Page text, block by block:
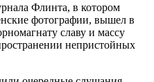
Флинта, в котором
фотографии, вышел в
славу и массу
непристойных